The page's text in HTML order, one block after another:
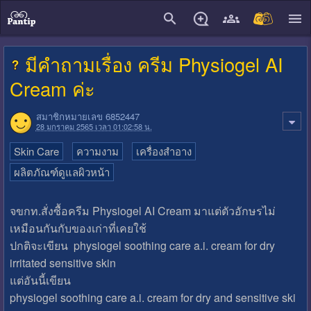
มีคำถามเรื่อง ครีม Physiogel AI
Cream ค่ะ
สมาชิกหมายเลข 6852447
28 มกราคม 2565 เวลา 01:02:58 น.
Skin Care ความงาม
เครื่องสำอาง
ผลิตภัณฑ์ดูแลผิวหน้า
จขกท.สั่งซื้อครีม Physiogel AI Cream มาแต่ตัวอักษรไม่
เหมือนกันกับของเก่าที่เคยใช้
ปกติจะเขียน physiogel soothing care a.i. cream for dry
irritated sensitive skin
แต่อันนี้เขียน
physiogel soothing care a.i. cream for dry and sensitive ski
close